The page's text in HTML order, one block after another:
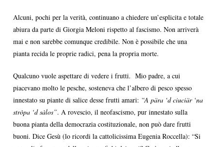
Alcuni, pochi per la verità, continuano a chiedere un’esplicita e totale
abiura da parte di Giorgia Meloni rispetto al fascismo. Non arriverà
mai e non sarebbe comunque credibile. Non è possibile che una
pianta recida le proprie radici, pena la propria morte.
Qualcuno vuole aspettare di vedere i frutti. Mio padre, a cui
piacevano molto le pesche, sosteneva che l’albero di pesco spesso
innestato su piante di salice desse frutti amari: “A pära ‘d ciuciär ‘na
stròpa ‘d sàlos”. A rovescio, il neofascismo, pur innestato sulla
buona pianta della democrazia costituzionale, non può dare frutti
buoni. Dice Gesù (lo ricordi la cattolicissima Eugenia Roccella): “Si